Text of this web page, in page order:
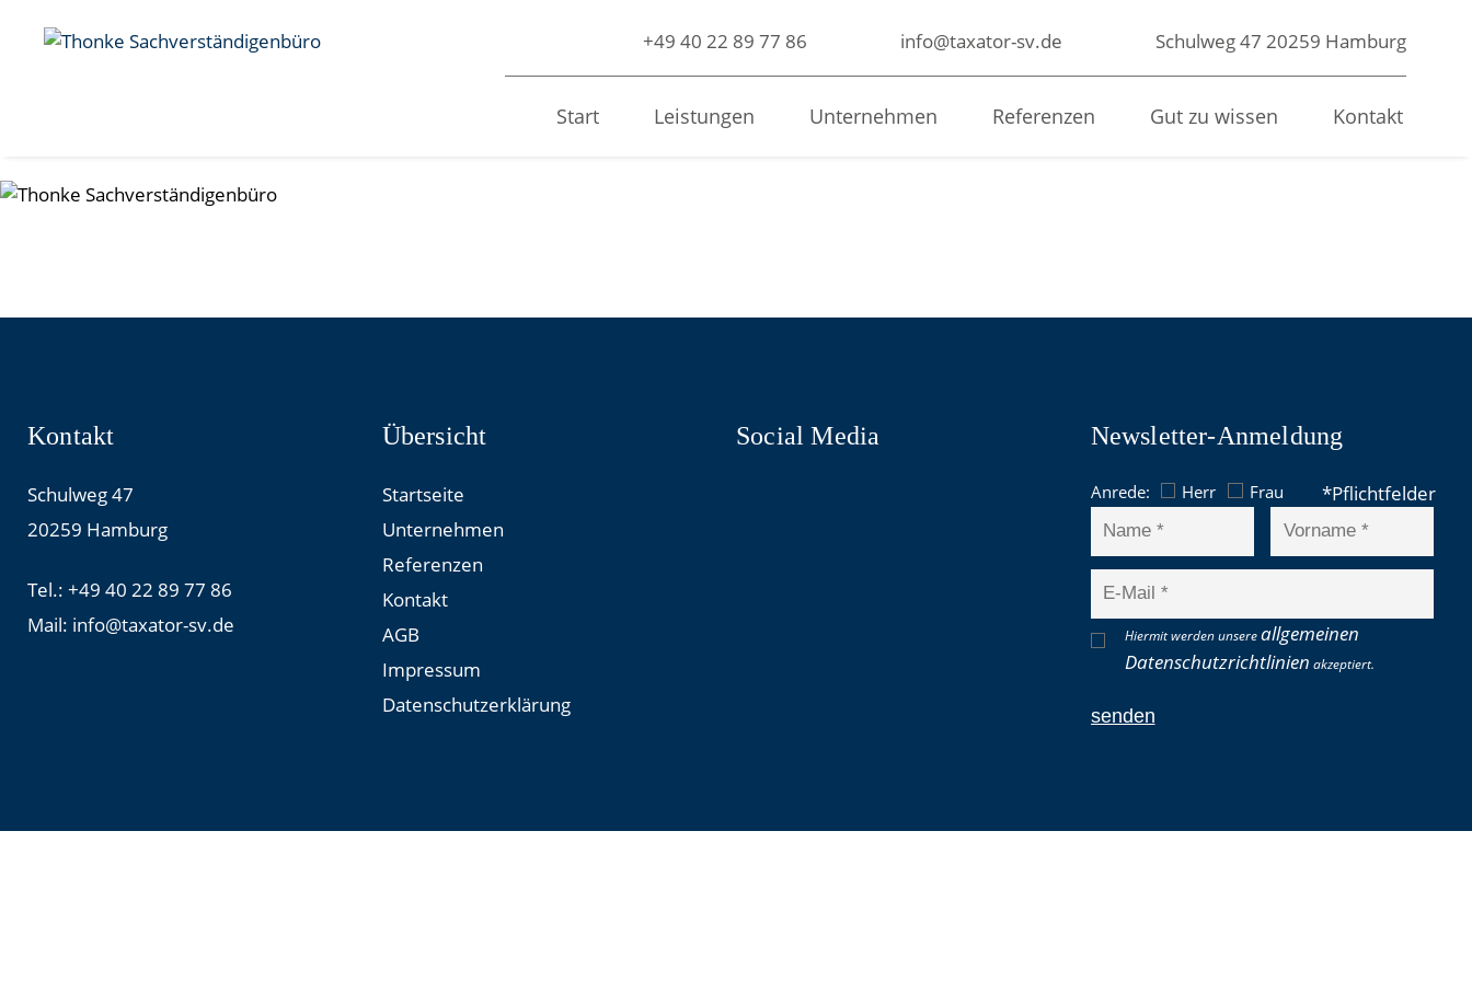
+49 40 22 89 77 86 info@taxator-sv.de Schulweg 47 20259 Hamburg
Start Leistungen Unternehmen Referenzen Gut zu wissen Kontakt
Kontakt
Schulweg 47
20259 Hamburg
Tel.: +49 40 22 89 77 86
Mail: info@taxator-sv.de
Übersicht
Startseite
Unternehmen
Referenzen
Kontakt
AGB
Impressum
Datenschutzerklärung
Social Media Newsletter-Anmeldung
Anrede: Herr Frau
Hiermit werden unsereallgemeinen
Datenschutzrichtlinien akzeptiert.